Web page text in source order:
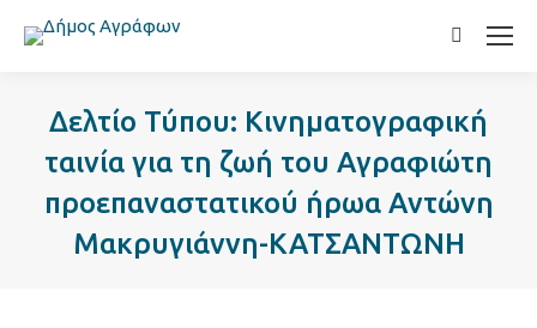
Search:
Δελτίο Τύπου: Κινηματογραφική
ταινία για τη ζωή του Αγραφιώτη
προεπαναστατικού ήρωα Αντώνη
Μακρυγιάννη-ΚΑΤΣΑΝΤΩΝΗ